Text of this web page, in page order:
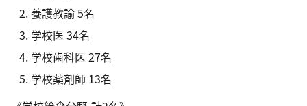
養護教諭 5名
学校医 34名
学校歯科医 27名
学校薬剤師 13名